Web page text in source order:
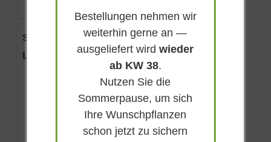
Schöne Leycesterie
Leycesteria formosa
Sommergrün
Purpur mit weiß
Sonnig
Juni - August
Bestellungen nehmen wir
weiterhin gerne an —
ausgeliefert wirdwieder
ab KW 38.
Nutzen Sie die
Sommerpause, um sich
Ihre Wunschpflanzen
schon jetzt zu sichern